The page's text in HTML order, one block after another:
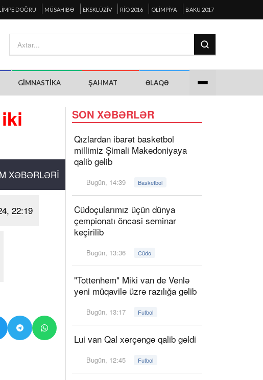
DOĞRU MÜSAHIBƏ EKSKLÜZIV RIO 2016 OLIMPIYA BAKU 2017
GIMNASTIKA ŞAHMAT ƏLAQƏ
XƏBƏRLƏRI
22:19
SON XƏBƏRLƏR
Qızlardan ibarət basketbol
millimiz Şimali Makedoniyaya
qalib gəlib
Bugün, 14:39 Basketbol
Cüdoçularımız üçün dünya
çempionatı öncəsi seminar
keçirilib
Bugün, 13:36 Cüdo
"Tottenhem" Miki van de Venlə
yeni müqavilə üzrə razılığa gəlib
Bugün, 13:17 Futbol
Lui van Qal xərçəngə qalib gəldi
Bugün, 12:45 Futbol